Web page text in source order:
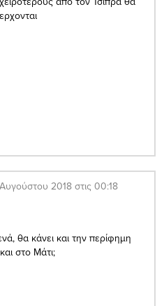
2018 στις 00:18
θα κάνει και την περίφημη
στο Μάτι;